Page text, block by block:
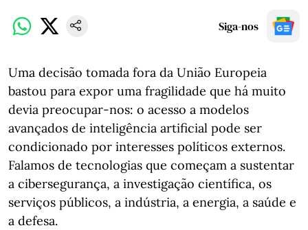
Siga-nos
Uma decisão tomada fora da União Europeia
bastou para expor uma fragilidade que há muito
devia preocupar-nos: o acesso a modelos
avançados de inteligência artificial pode ser
condicionado por interesses políticos externos.
Falamos de tecnologias que começam a sustentar
a cibersegurança, a investigação científica, os
serviços públicos, a indústria, a energia, a saúde e
a defesa.